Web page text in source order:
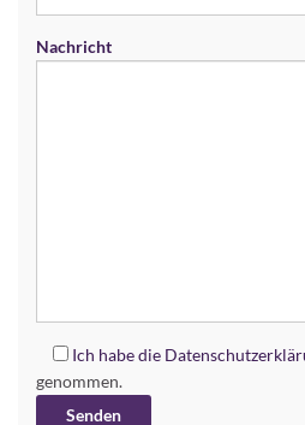
Nachricht
Ich habe die
genommen.